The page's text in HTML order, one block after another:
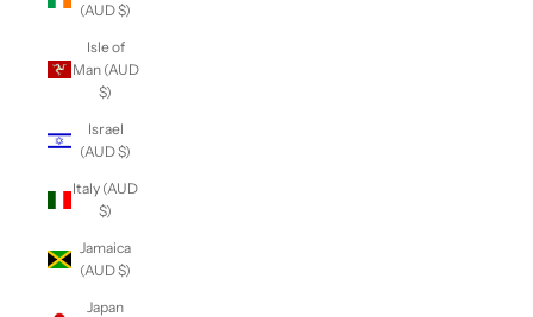
(AUD $)
Isle of
Man (AUD
$)
Israel
(AUD $)
Italy (AUD
$)
Jamaica
(AUD $)
Japan